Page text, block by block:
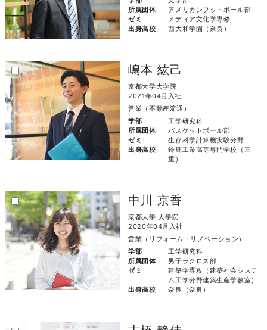
所属団体
アメリカンフットボール部
ゼミ
メディア文化学専修
出身高校
西大和学園（奈良）
嶋本 紘己
京都大学大学院
2021年04月入社
営業（不動産流通）
学部
工学研究科
所属団体
バスケットボール部
ゼミ
生存科学計算機実験分野
出身高校
鈴鹿工業高等専門学校（三
重）
中川 京香
京都大学 大学院
2020年04月入社
営業（リフォーム・リノベーション）
学部
工学研究科
所属団体
男子ラクロス部
ゼミ
建築学専攻（建築社会システ
ム工学分野建築生産学教室）
出身高校
奈良（奈良）